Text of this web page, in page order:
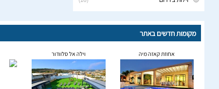
מקומות חדשים באתר
אחוזת קאזה מיה וילה אל סלוודור